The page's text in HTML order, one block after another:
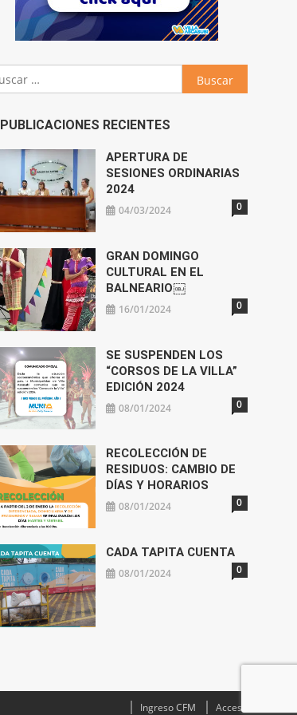
Buscar:
PUBLICACIONES RECIENTES
APERTURA DE
SESIONES ORDINARIAS
2024
04/03/2024 0
GRAN DOMINGO
CULTURAL EN EL
BALNEARIO￼
16/01/2024 0
SE SUSPENDEN LOS
“CORSOS DE LA VILLA”
EDICIÓN 2024
08/01/2024 0
RECOLECCIÓN DE
RESIDUOS: CAMBIO DE
DÍAS Y HORARIOS
08/01/2024 0
CADA TAPITA CUENTA
08/01/2024 0
Ingreso CFM Acceso